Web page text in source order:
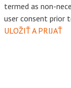
termed as non-
user consent prior
ULOŽIŤ A PRIJAŤ